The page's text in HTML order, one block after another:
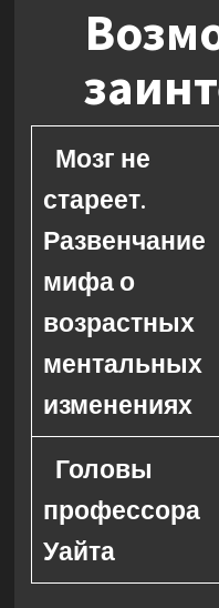
Мозг не
стареет.
Развенчание
мифа о
возрастных
ментальных
изменениях
Головы
профессора
Уайта